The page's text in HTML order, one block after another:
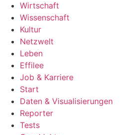
Wirtschaft
Wissenschaft
Kultur
Netzwelt
Leben
Effilee
Job & Karriere
Start
Daten & Visualisierungen
Reporter
Tests